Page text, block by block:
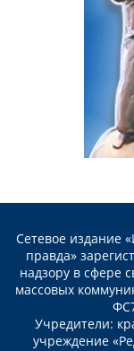
Сетевое издание
правда»
надзору в сфере
массовых
Учредители:
учреждение